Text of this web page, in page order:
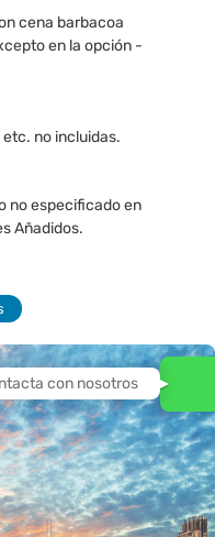
cena barbacoa
en la opción -
no incluidas.
no especificado en
Añadidos.
con nosotros